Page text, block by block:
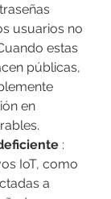
usuarios no
estas
públicas,
en
:
IoT, como
a